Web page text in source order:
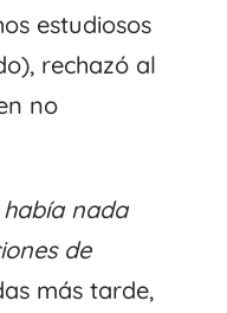
estudiosos
rechazó al
no
nada
de
más tarde,